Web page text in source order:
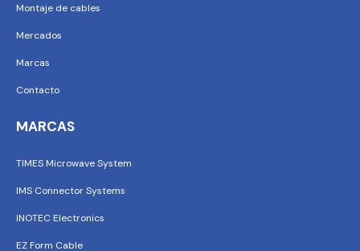
Montaje de cables
Mercados
Marcas
Contacto
MARCAS
TIMES Microwave System
IMS Connector Systems
INOTEC Electronics
EZ Form Cable